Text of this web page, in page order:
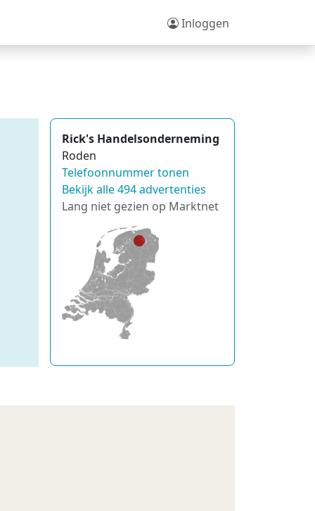
Inloggen
Rick's Handelsonderneming
Roden
Telefoonnummer tonen
Bekijk alle 494 advertenties
Lang niet gezien op Marktnet